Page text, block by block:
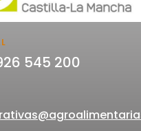
545 200